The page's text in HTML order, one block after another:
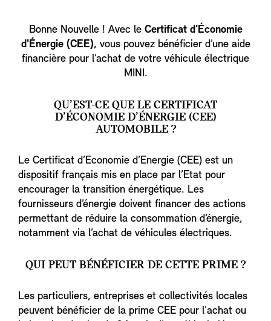
Bonne Nouvelle ! Avec le Certificat d'Économie
d'Énergie (CEE), vous pouvez bénéficier d’une aide
financière pour l’achat de votre véhicule électrique
MINI.
QU’EST-CE QUE LE CERTIFICAT
D’ÉCONOMIE D’ÉNERGIE (CEE)
AUTOMOBILE ?
Le Certificat d’Economie d’Energie (CEE) est un
dispositif français mis en place par l’Etat pour
encourager la transition énergétique. Les
fournisseurs d’énergie doivent financer des actions
permettant de réduire la consommation d’énergie,
notamment via l’achat de véhicules électriques.
QUI PEUT BÉNÉFICIER DE CETTE PRIME ?
Les particuliers, entreprises et collectivités locales
peuvent bénéficier de la prime CEE pour l'achat ou